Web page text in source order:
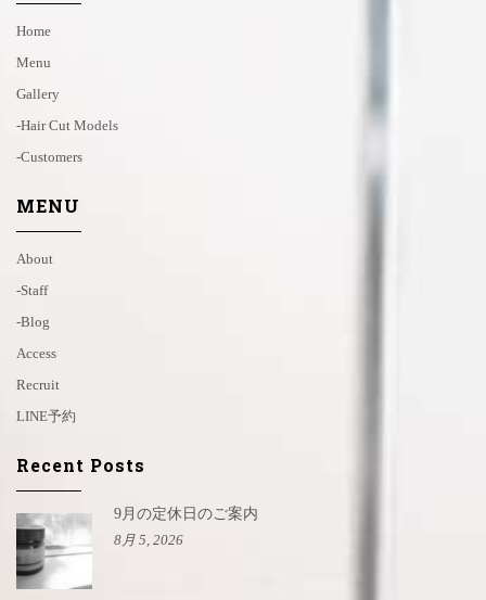
Home
Menu
Gallery
-hair Cut Models
-customers
MENU
About
-staff
-blog
Access
Recruit
LINE予約
Recent Posts
9月の定休日のご案内
8月 5, 2026